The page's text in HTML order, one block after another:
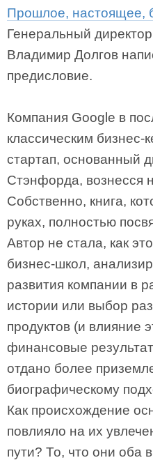
Прошлое, настоящее,
Генеральный
Владимир Долгов
предисловие.
Компания Google в
классическим бизнес-
стартап, основанный
Стэнфорда, вознесся
Собственно, книга,
руках, полностью
Автор не стала, как
бизнес-школ,
развития компании в
истории или выбор
продуктов (и влияние
финансовые
отдано более
биографическому
Как происхождение
повлияло на их
пути? То, что они оба